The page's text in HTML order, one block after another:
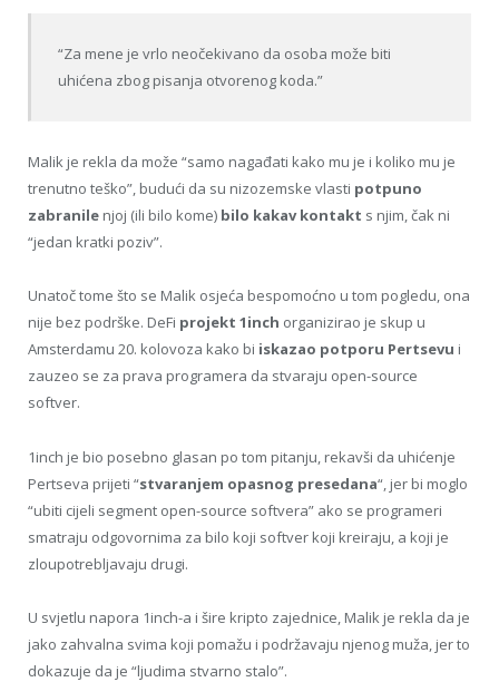
“Za mene je vrlo neočekivano da osoba može biti
uhićena zbog pisanja otvorenog koda.”
Malik je rekla da može “samo nagađati kako mu je i koliko mu je
trenutno teško”, budući da su nizozemske vlasti potpuno
zabranile njoj (ili bilo kome) bilo kakav kontakt s njim, čak ni
“jedan kratki poziv”.
Unatoč tome što se Malik osjeća bespomoćno u tom pogledu, ona
nije bez podrške. DeFi projekt 1inch organizirao je skup u
Amsterdamu 20. kolovoza kako bi iskazao potporu Pertsevu i
zauzeo se za prava programera da stvaraju open-source
softver.
1inch je bio posebno glasan po tom pitanju, rekavši da uhićenje
Pertseva prijeti “stvaranjem opasnog presedana“, jer bi moglo
“ubiti cijeli segment open-source softvera” ako se programeri
smatraju odgovornima za bilo koji softver koji kreiraju, a koji je
zloupotrebljavaju drugi.
U svjetlu napora 1inch-a i šire kripto zajednice, Malik je rekla da je
jako zahvalna svima koji pomažu i podržavaju njenog muža, jer to
dokazuje da je “ljudima stvarno stalo”.